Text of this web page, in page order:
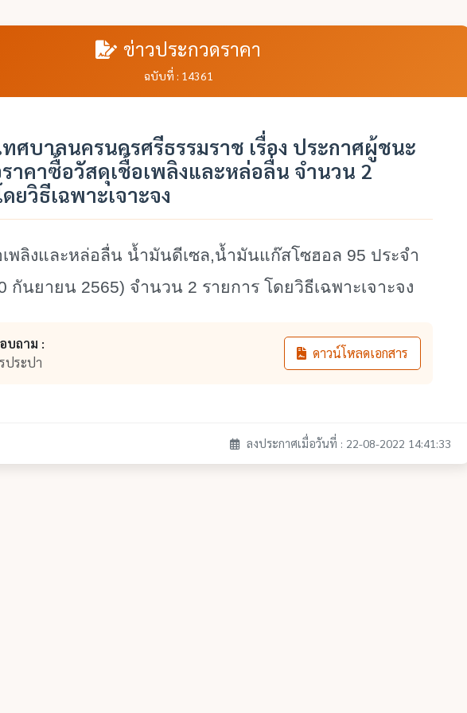
ข่าวประกวดราคา
ฉบับที่ : 14361
ศบาลนครนครศรีธรรมราช เรื่อง ประกาศผู้ชนะ
ราคาซื้อวัสดุเชื้อเพลิงและหล่อลื่น จำนวน 2
ยวิธีเฉพาะเจาะจง
พลิงและหล่อลื่น น้ำมันดีเซล,น้ำมันแก๊สโซฮอล 95 ประจำ
กันยายน 2565) จำนวน 2 รายการ โดยวิธีเฉพาะเจาะจง
บถาม :
ประปา
ดาวน์โหลดเอกสาร
ลงประกาศเมื่อวันที่ : 22-08-2022 14:41:33